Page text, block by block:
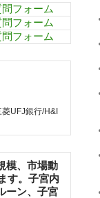
フォーム
フォーム
フォーム
菱UFJ銀行/H&I
模、市場動
す。子宮内
ーン、子宮